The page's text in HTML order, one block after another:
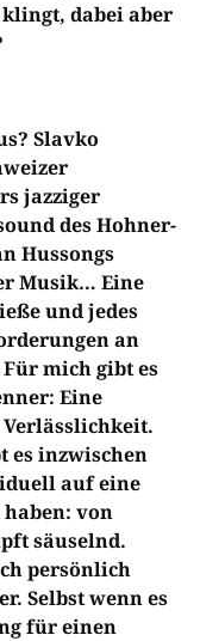
dabei aber
Slavko
jazziger
des Hohner-
Hussongs
Musik… Eine
und jedes
an
mich gibt es
Eine
es inzwischen
auf eine
von
säuselnd.
persönlich
Selbst wenn es
für einen